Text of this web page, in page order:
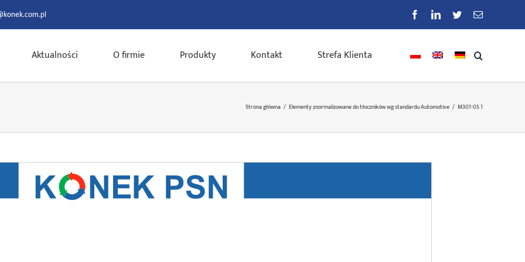
FacebookLinkedIn
TwitterE-
Aktualności O firmie Produkty Kontakt Strefa Klienta
Strona główna / Elementy znormalizowane do tłoczników wg standardu Automotive / M301-05 1